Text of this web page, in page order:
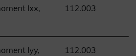
Ixx,
112.003
Iyy,
112.003